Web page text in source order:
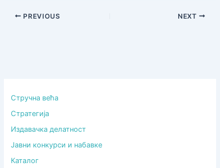
PREVIOUS NEXT
Стручна већа
Стратегија
Издавачка делатност
Јавни конкурси и набавке
Каталог